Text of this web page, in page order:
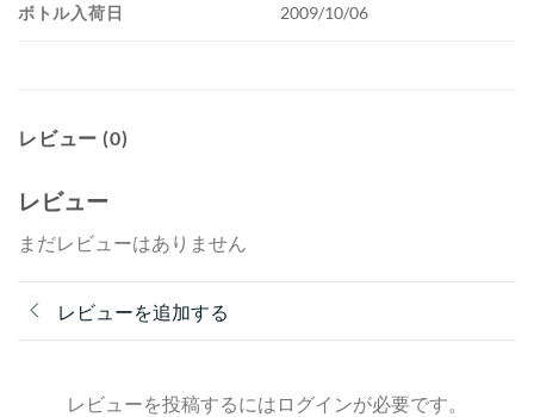
ボトル入荷日 2009/10/06
レビュー (0)
レビュー
まだレビューはありません
レビューを追加する
レビューを投稿するにはログインが必要です。